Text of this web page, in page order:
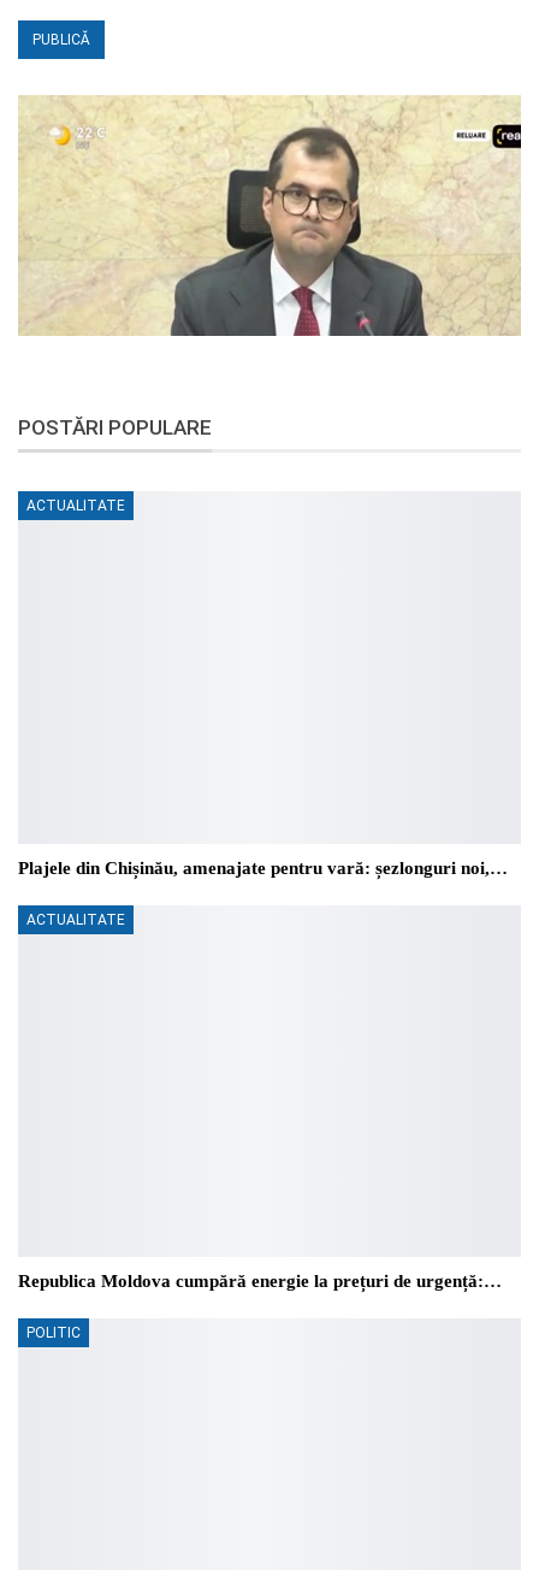
POSTĂRI POPULARE
ACTUALITATE
Plajele din Chișinău, amenajate pentru vară: șezlonguri noi,…
ACTUALITATE
Republica Moldova cumpără energie la prețuri de urgență:…
POLITIC